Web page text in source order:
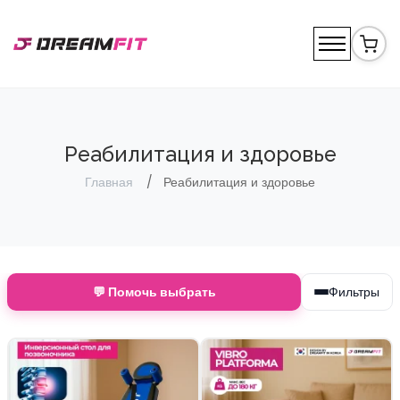
Реабилитация и здоровье
Главная Реабилитация и здоровье
💬 Помочь выбрать Фильтры